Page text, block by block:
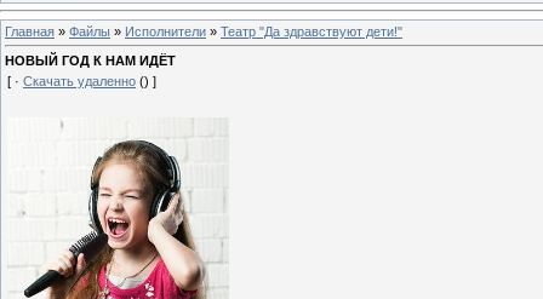
Главная » Файлы » Исполнители » Театр "Да здравствуют дети!"
НОВЫЙ ГОД К НАМ ИДЁТ
[ · Скачать удаленно () ]